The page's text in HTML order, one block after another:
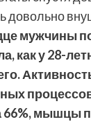
довольно
мужчины
как у 28-
66%, мышцы